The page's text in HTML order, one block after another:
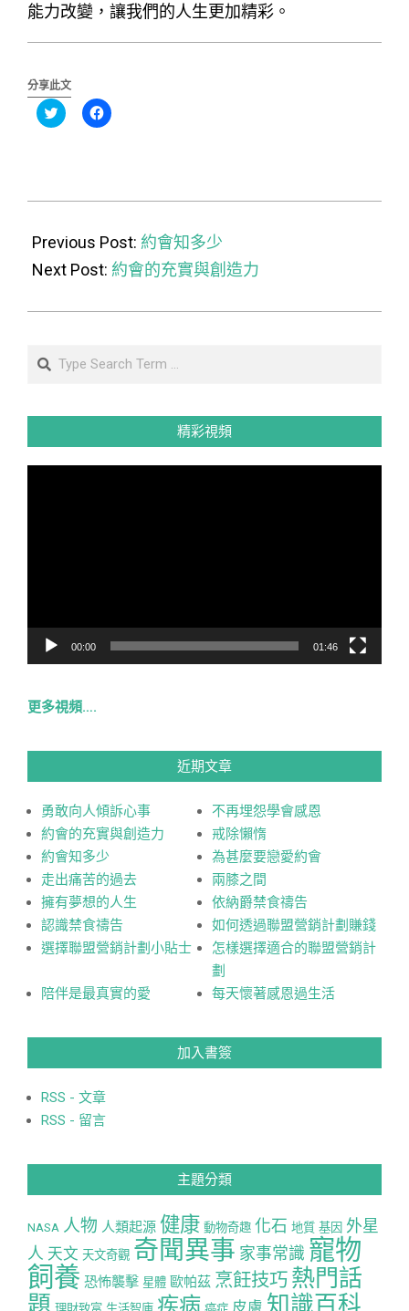
能力改變，讓我們的人生更加精彩。
分享此文
分
享
開
按
一
新
中
開
啟)
06-
18
Previous Post: 約會知多少
Next Post: 約會的充實與創造力
Search
精彩視頻
00:00 01:46
更多視頻….
近期文章
勇敢向人傾訴心事
不再埋怨學會感恩
約會的充實與創造力
戒除懶惰
約會知多少
為甚麼要戀愛約會
走出痛苦的過去
兩膝之間
擁有夢想的人生
依納爵禁食禱告
認識禁食禱告
如何透過聯盟營銷計劃賺錢
選擇聯盟營銷計劃小貼士
怎樣選擇適合的聯盟營銷計
劃
陪伴是最真實的愛
每天懷著感恩過生活
加入書簽
RSS - 文章
RSS - 留言
主題分類
NASA 人物 人類起源 健康 動物奇趣 化石 地質 基因 外星
人 天文 天文奇觀 奇聞異事 家事常識 寵物
飼養 恐怖襲擊 星體 歐帕茲 烹飪技巧 熱門話
題
疾病 知識百科